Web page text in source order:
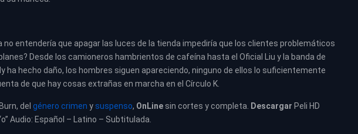
no entendería que apagar las luces de la tienda impediría que los clientes problemáticos
Desde los camioneros hambrientos de cafeína hasta el Oficial Liu y la banda de
ha hecho daño, los hombres siguen apareciendo, ninguno de ellos lo suficientemente
de que hay cosas extrañas en marcha en el Círculo K.
Burn, del género crimen ysuspenso, OnLine sin cortes y completa. Descargar Peli HD
Audio: Español – Latino – Subtitulada.